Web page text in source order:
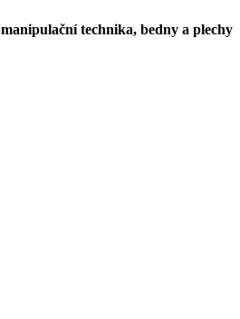
manipulační technika, bedny a plechy